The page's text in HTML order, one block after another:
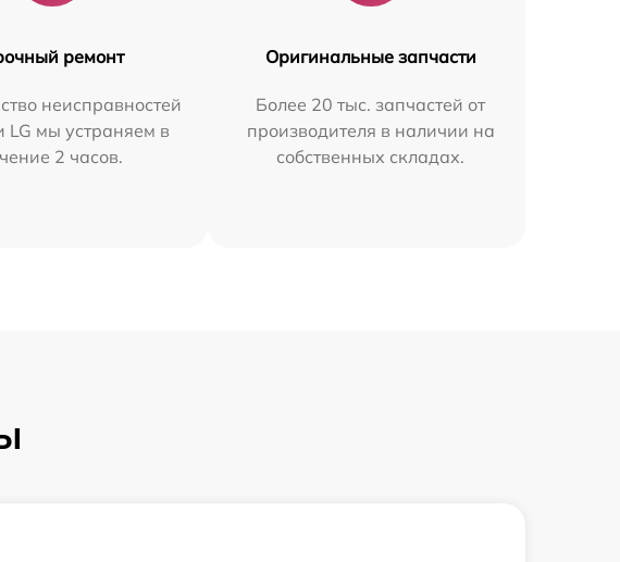
ремонт
неисправностей
LG мы устраняем в
2 часов.
Оригинальные запчасти
Более 20 тыс. запчастей от
производителя в наличии на
собственных складах.